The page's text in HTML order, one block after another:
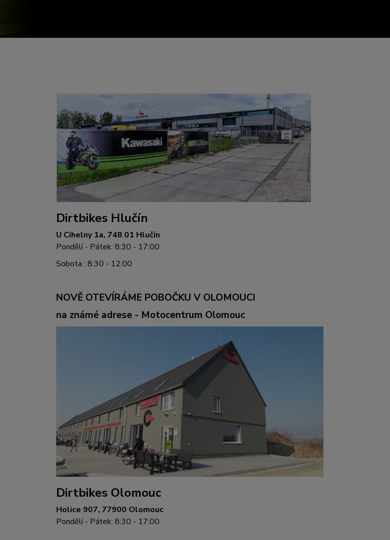
Dirtbikes Hlučín
U Cihelny 1a, 748 01 Hlučín
Pondělí - Pátek: 8:30 - 17:00
Sobota : 8:30 - 12:00
NOVĚ OTEVÍRÁME POBOČKU V OLOMOUCI
na známé adrese - Motocentrum Olomouc
Dirtbikes Olomouc
Holice 907, 77900 Olomouc
Pondělí - Pátek: 8:30 - 17:00